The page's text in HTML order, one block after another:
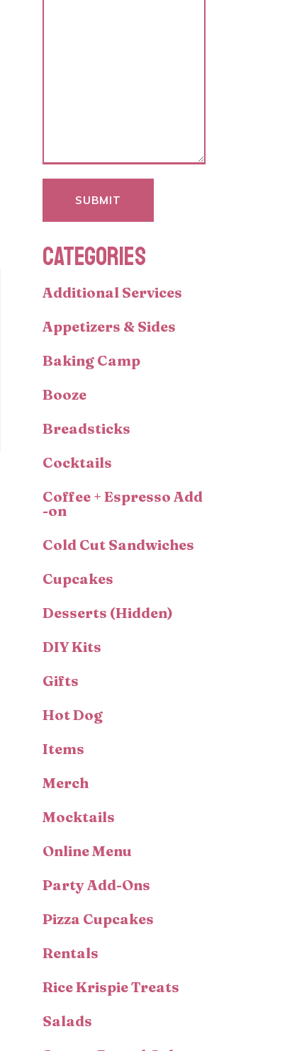
SUBMIT
CATEGORIES
Additional Services
Appetizers & Sides
Baking Camp
Booze
Breadsticks
Cocktails
Coffee + Espresso Add
-on
Cold Cut Sandwiches
Cupcakes
Desserts (Hidden)
DIY Kits
Gifts
Hot Dog
Items
Merch
Mocktails
Online Menu
Party Add-Ons
Pizza Cupcakes
Rentals
Rice Krispie Treats
Salads